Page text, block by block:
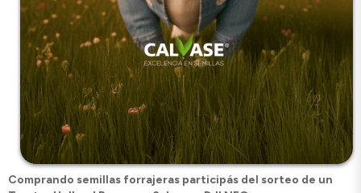
Comprando semillas forrajeras participás del sorteo de un